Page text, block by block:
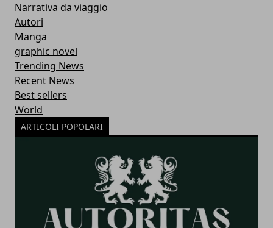
Narrativa da viaggio
Autori
Manga
graphic novel
Trending News
Recent News
Best sellers
World
ARTICOLI POPOLARI